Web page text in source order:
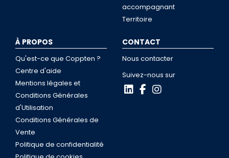
accompagnant
Territoire
À PROPOS
Qu'est-ce que Coppten ?
Centre d'aide
Mentions légales et
Conditions Générales
d'Utilisation
Conditions Générales de
Vente
Politique de confidentialité
CONTACT
Nous contacter
Suivez-nous sur